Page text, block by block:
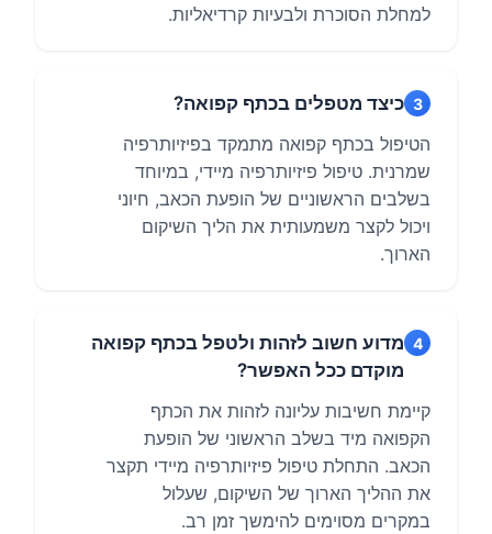
למחלת הסוכרת ולבעיות קרדיאליות.
3 כיצד מטפלים בכתף קפואה?
הטיפול בכתף קפואה מתמקד בפיזיותרפיה
שמרנית. טיפול פיזיותרפיה מיידי, במיוחד
בשלבים הראשוניים של הופעת הכאב, חיוני
ויכול לקצר משמעותית את הליך השיקום
הארוך.
4 מדוע חשוב לזהות ולטפל בכתף קפואה
מוקדם ככל האפשר?
קיימת חשיבות עליונה לזהות את הכתף
הקפואה מיד בשלב הראשוני של הופעת
הכאב. התחלת טיפול פיזיותרפיה מיידי תקצר
את ההליך הארוך של השיקום, שעלול
במקרים מסוימים להימשך זמן רב.